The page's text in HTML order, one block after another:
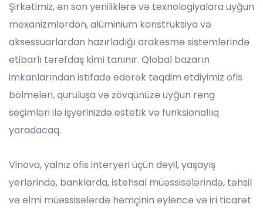
Şirkətimiz, ən son yeniliklərə və texnologiyalara uyğun
mexanizmlərdən, alüminium konstruksiya və
aksessuarlardan hazırladığı arakəsmə sistemlərində
etibarlı tərəfdaş kimi tanınır. Qlobal bazarın
imkanlarından istifadə edərək təqdim etdiyimiz ofis
bölmələri, quruluşa və zövqünüzə uyğun rəng
seçimləri ilə işyerinizdə estetik və funksionallıq
yaradacaq.
Vinova, yalnız ofis interyeri üçün deyil, yaşayış
yerlərində, banklarda, istehsal müəssisələrində, təhsil
və elmi müəssisələrdə həmçinin əyləncə və iri ticarət